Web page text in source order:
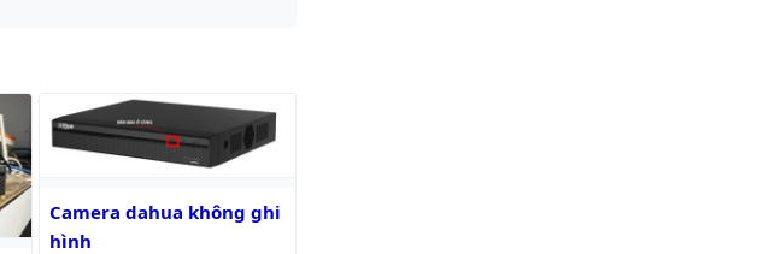
Camera dahua không ghi hình
Camera dahua không ghi
hình